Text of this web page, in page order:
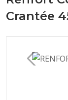
Crantée